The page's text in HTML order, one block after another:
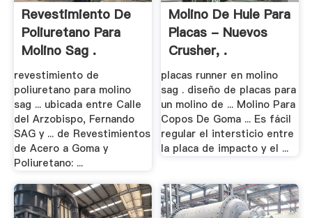
Revestimiento De
Poliuretano Para
Molino Sag .
revestimiento de
poliuretano para molino
sag ... ubicada entre Calle
del Arzobispo, Fernando
SAG y ... de Revestimientos
de Acero a Goma y
Poliuretano: ...
Molino De Hule Para
Placas - Nuevos
Crusher, .
placas runner en molino
sag . diseño de placas para
un molino de ... Molino Para
Copos De Goma ... Es fácil
regular el intersticio entre
la placa de impacto y el ...